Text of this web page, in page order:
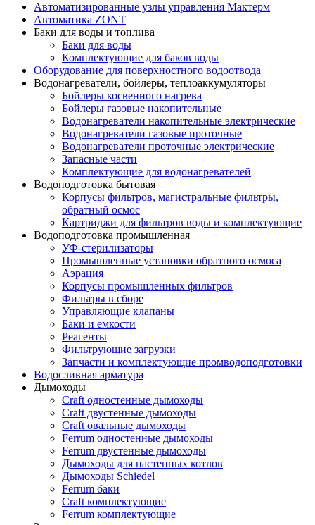
Автоматизированные узлы управления Мактерм
Автоматика ZONT
Баки для воды и топлива
Баки для воды
Комплектующие для баков воды
Оборудование для поверхностного водоотвода
Водонагреватели, бойлеры, теплоаккумуляторы
Бойлеры косвенного нагрева
Бойлеры газовые накопительные
Водонагреватели накопительные электрические
Водонагреватели газовые проточные
Водонагреватели проточные электрические
Запасные части
Комплектующие для водонагревателей
Водоподготовка бытовая
Корпусы фильтров, магистральные фильтры,
обратный осмос
Картриджи для фильтров воды и комплектующие
Водоподготовка промышленная
УФ-стерилизаторы
Промышленные установки обратного осмоса
Аэрация
Корпусы промышленных фильтров
Фильтры в сборе
Управляющие клапаны
Баки и емкости
Реагенты
Фильтрующие загрузки
Запчасти и комплектующие промводоподготовки
Водосливная арматура
Дымоходы
Craft одностенные дымоходы
Craft двустенные дымоходы
Craft овальные дымоходы
Ferrum одностенные дымоходы
Ferrum двустенные дымоходы
Дымоходы для настенных котлов
Дымоходы Schiedel
Ferrum баки
Craft комплектующие
Ferrum комплектующие